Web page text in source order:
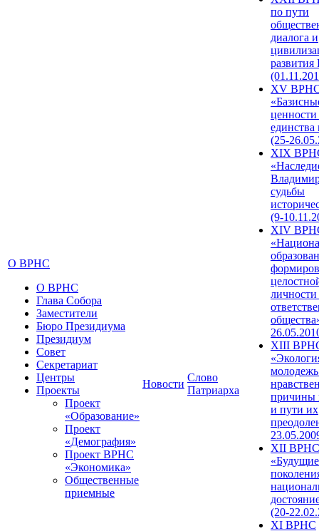
О ВРНС
О ВРНС
Глава Собора
Заместители
Бюро Президиума
Президиум
Совет
Секретариат
Центры
Проекты
Проект
«Образование»
Проект
«Демография»
Проект ВРНС
«Экономика»
Общественные
приемные
Новости
Слово
Патриарха
по пути
диалога и
развития
XV
единства
(25-
XIX
судьбы
(9-
XIV
XIII
причины
и пути их
XII ВРНС
«Будущие
(20-
XI ВРНС